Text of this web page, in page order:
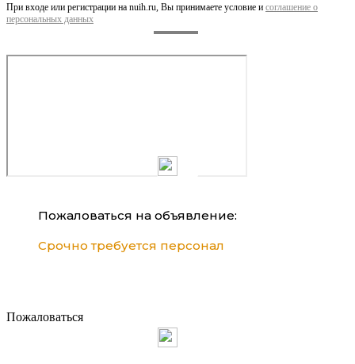
При входе или регистрации на nuih.ru, Вы принимаете условие и соглашение о
персональных данных
Пожаловаться на объявление:
Срочно требуется персонал
Пожаловаться